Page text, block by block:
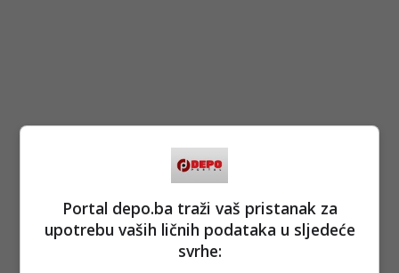
Portal depo.ba traži vaš pristanak za
upotrebu vaših ličnih podataka u sljedeće
svrhe: